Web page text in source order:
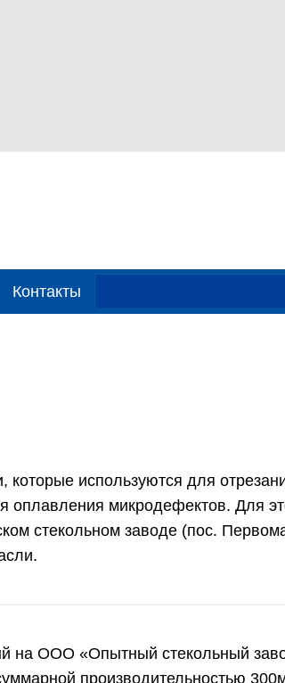
Контакты
которые используются для
оплавления микродефектов. Для
стекольном заводе (пос.
на ООО «Опытный стекольный
производительностью